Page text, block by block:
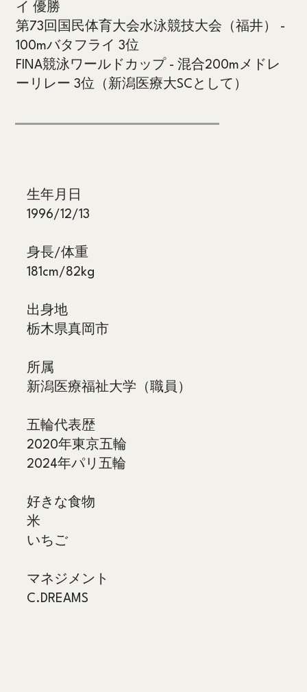
イ 優勝
第73回国民体育大会水泳競技大会（福井） -
100mバタフライ 3位
FINA競泳ワールドカップ - 混合200mメドレ
ーリレー 3位（新潟医療大SCとして）
生年月日
1996/12/13
身長/体重
181cm/82kg
出身地
栃木県真岡市
所属
新潟医療福祉大学（職員）
五輪代表歴
2020年東京五輪
2024年パリ五輪
好きな食物
米
いちご
マネジメント
C.DREAMS